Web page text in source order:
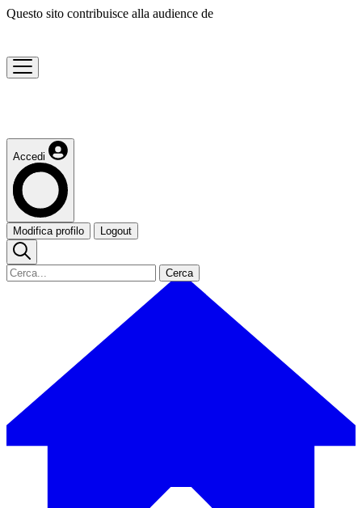
Questo sito contribuisce alla audience de
Accedi
Modifica profilo Logout
Cerca